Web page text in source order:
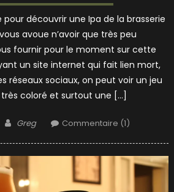
pour découvrir une Ipa de la brasserie
avoue n’avoir que très peu
fournir pour le moment sur cette
un site internet qui fait lien mort,
réseaux sociaux, on peut voir un jeu
coloré et surtout une […]
Author
Greg Commentaire (1)